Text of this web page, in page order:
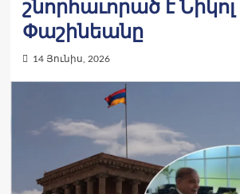
շնորհաւորած է Նիկոլ
Փաշինեանը
14 Յունիս, 2026